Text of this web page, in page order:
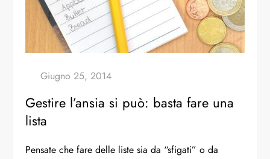
Gestire l’ansia si può: basta fare una
lista
Pensate che fare delle liste sia da “sfigati” o da